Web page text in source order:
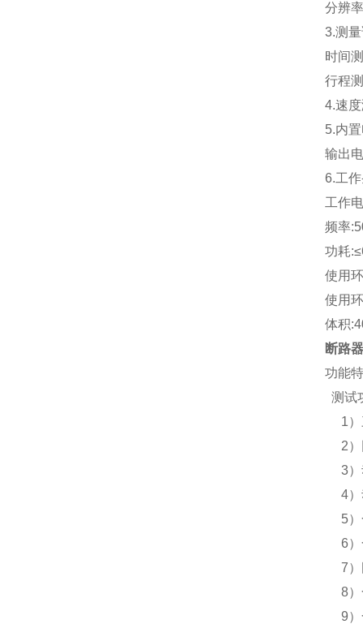
分辨
3.测
时间
行程
4.速
5.内
输出
6.工
工作
频率
功耗
使用
使用
体积
断路
功能
测试
1
2
3
4
5）
6）
7）
8）
9）